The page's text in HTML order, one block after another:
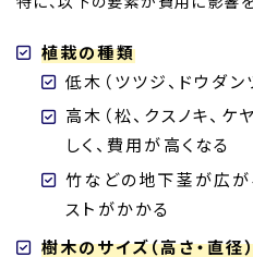
植栽の種類
低木（ツツジ、ドウダ
高木（松、クスノキ、
しく、費用が高くなる
竹などの地下茎が広が
ストがかかる
樹木のサイズ（高さ・直径